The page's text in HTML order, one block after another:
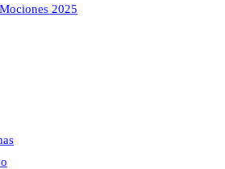
Mociones 2025